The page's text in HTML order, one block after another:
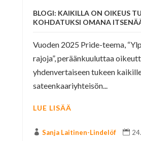
BLOGI: KAIKILLA ON OIKEUS
KOHDATUKSI OMANA
Vuoden 2025 Pride-teema,
rajoja”, peräänkuuluttaa
yhdenvertaiseen tukeen
sateenkaariyhteisön...
LUE LISÄÄ
 Sanja Laitinen-Lindelöf 